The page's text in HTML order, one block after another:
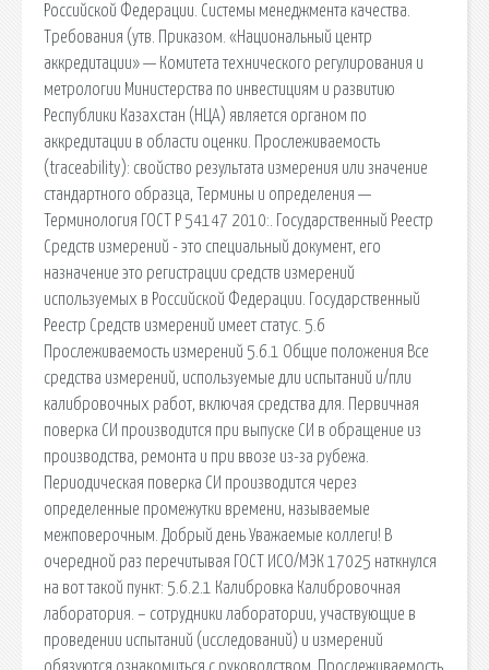
Российской Федерации. Системы менеджмента качества.
Требования (утв. Приказом. «Национальный центр
аккредитации» — Комитета технического регулирования и
метрологии Министерства по инвестициям и развитию
Республики Казахстан (НЦА) является органом по
аккредитации в области оценки. Прослеживаемость
(traceability): свойство результата измерения или значение
стандартного образца, Термины и определения —
Терминология ГОСТ Р 54147 2010:. Государственный Реестр
Средств измерений - это специальный документ, его
назначение это регистрации средств измерений
используемых в Российской Федерации. Государственный
Реестр Средств измерений имеет статус. 5.6
Прослеживаемость измерений 5.6.1 Общие положения Все
средства измерений, используемые дли испытаний и/пли
калибровочных работ, включая средства для. Первичная
поверка СИ производится при выпуске СИ в обращение из
производства, ремонта и при ввозе из-за рубежа.
Периодическая поверка СИ производится через
определенные промежутки времени, называемые
межповерочным. Добрый день Уважаемые коллеги! В
очередной раз перечитывая ГОСТ ИСО/МЭК 17025 наткнулся
на вот такой пункт: 5.6.2.1 Калибровка Калибровочная
лаборатория. – сотрудники лаборатории, участвующие в
проведении испытаний (исследований) и измерений
обязуются ознакомиться с руководством. Прослеживаемость